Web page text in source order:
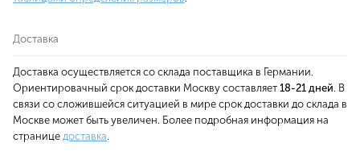
Доставка
Доставка осуществляется со склада поставщика в Германии.
Ориентировачный срок доставки Москву составляет 18-21 дней. В
связи со сложившейся ситуацией в мире срок доставки до склада в
Москве может быть увеличен. Более подробная информация на
странице доставка.